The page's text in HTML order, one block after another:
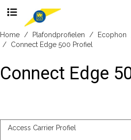
Skip
to
Home Plafondprofielen Ecophon
Connect Edge 500 Profiel
Connect Edge
Access Carrier Profiel